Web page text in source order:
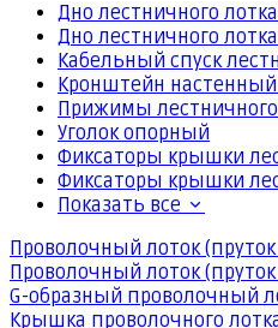
Дно лестничного
Дно лестничного
Кабельный спуск
Кронштейн
Прижимы лестничного
Уголок опорный
Фиксаторы крышки
Фиксаторы крышки
Показать все
Проволочный лоток
Проволочный лоток
G-образный проволочный
Крышка проволочного